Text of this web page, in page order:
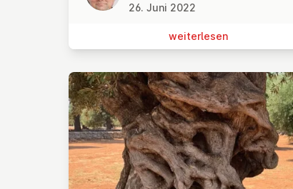
26. Juni 2022
wei­ter­le­sen